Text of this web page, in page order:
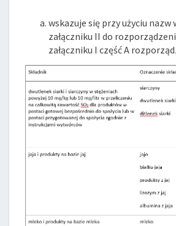
wskazuje się przy użyciu nazw
załączniku II do
załączniku I część A